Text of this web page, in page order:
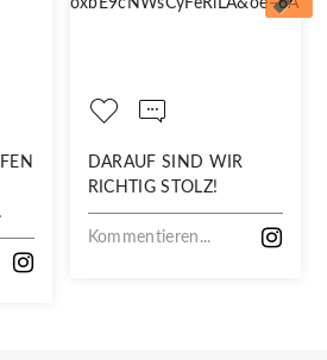
DARAUF SIND WIR
RICHTIG STOLZ!
Kommentieren...